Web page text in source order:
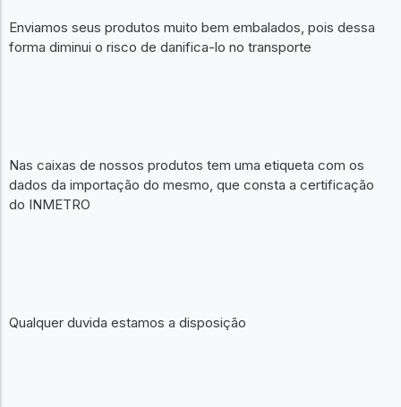
Enviamos seus produtos muito bem embalados, pois dessa
forma diminui o risco de danifica-lo no transporte
Nas caixas de nossos produtos tem uma etiqueta com os
dados da importação do mesmo, que consta a certificação
do INMETRO
Qualquer duvida estamos a disposição